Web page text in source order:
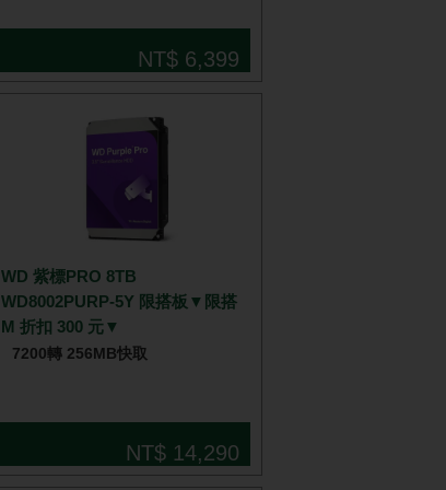
NT$ 6,399
WD 紫標PRO 8TB
WD8002PURP-5Y 限搭板▼限搭
M 折扣 300 元▼
7200轉 256MB快取
NT$ 14,290